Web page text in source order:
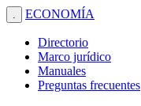
. ECONOMÍA
Directorio
Marco jurídico
Manuales
Preguntas frecuentes